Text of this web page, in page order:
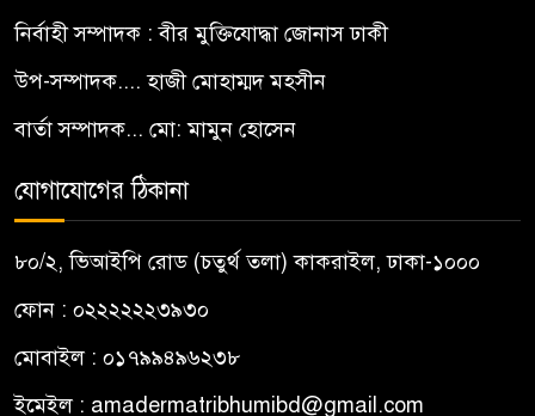
নির্বাহী সম্পাদক : বীর মুক্তিযোদ্ধা জোনাস ঢাকী
উপ-সম্পাদক.... হাজী মোহাম্মদ মহসীন
বার্তা সম্পাদক... মো: মামুন হোসেন
যোগাযোগের ঠিকানা
৮০/২, ভিআইপি রোড (চতুর্থ তলা) কাকরাইল, ঢাকা-১০০০
ফোন : ০২২২২২২৩৯৩০
মোবাইল : ০১৭৯৯৪৯৬২৩৮
ইমেইল : amadermatribhumibd@gmail.com